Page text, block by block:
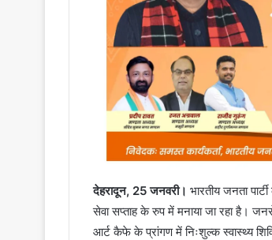
देहरादून, 25 जनवरी। भारतीय जनता
सेवा सप्ताह के रुप में मनाया जा रहा है।
आर्ट कैफे के प्रांगण में निःशुल्क स्वास्थ्य